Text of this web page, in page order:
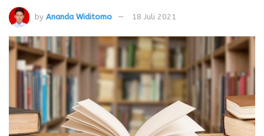
by Ananda Widitomo 18 Juli 2021